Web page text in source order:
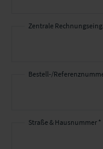
Zentrale
Bestell-/
Straße & Hausnummer *